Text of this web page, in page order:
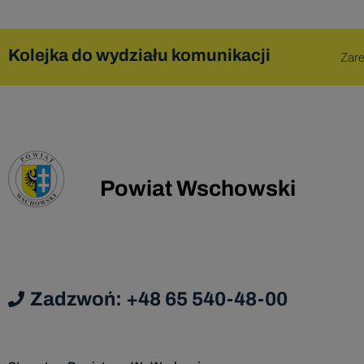
Kolejka do wydziału komunikacji
Powiat Wschowski
Zadzwoń: +48 65 540-48-00